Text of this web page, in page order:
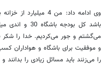
وی ادامه داد: من 4
باشد کل
می‌گشتم و جور می‌کردیم. خدا را شکر
و موفقیت برای باشگاه و هواداران
را می‌زنند باید مسائل زیادی را بدانند